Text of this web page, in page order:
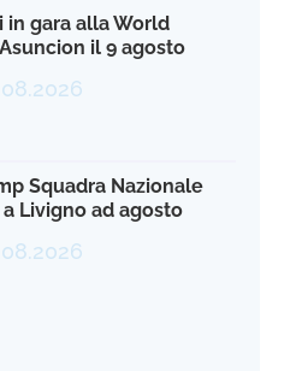
in gara alla World
il 9 agosto
Squadra Nazionale
Livigno ad agosto